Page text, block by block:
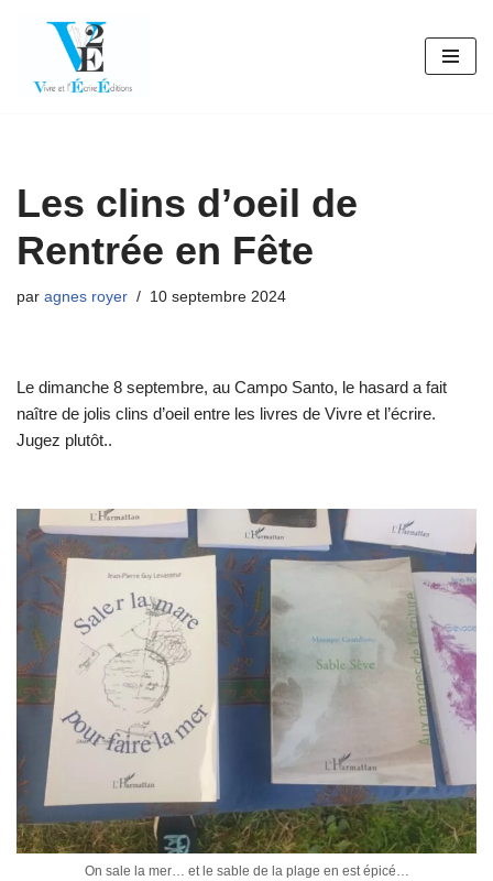
au
Les clins d’oeil de
Rentrée en Fête
par agnes royer 10 septembre 2024
Le dimanche 8 septembre, au Campo Santo, le hasard a fait
naître de jolis clins d’oeil entre les livres de Vivre et l’écrire.
Jugez plutôt..
On sale la mer… et le sable de la plage en est épicé…